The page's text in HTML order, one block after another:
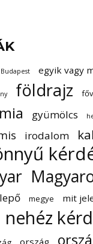
Budapest egyik vagy
földrajz
gyümölcs
irodalom
megye mit
nehéz
ország